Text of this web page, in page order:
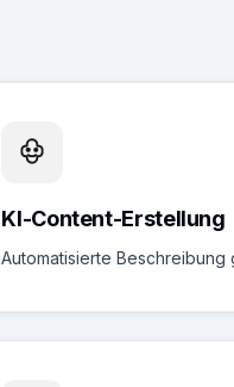
KI-Content-Erstellung
Automatisierte Beschreibung